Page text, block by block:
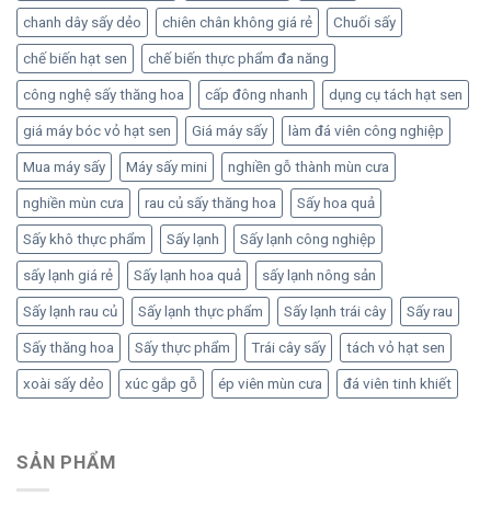
chanh dây sấy dẻo chiên chân không giá rẻ Chuối sấy
chế biến hạt sen chế biến thực phẩm đa năng
công nghệ sấy thăng hoa cấp đông nhanh dụng cụ tách hạt sen
giá máy bóc vỏ hạt sen Giá máy sấy làm đá viên công nghiệp
Mua máy sấy Máy sấy mini nghiền gỗ thành mùn cưa
nghiền mùn cưa rau củ sấy thăng hoa Sấy hoa quả
Sấy khô thực phẩm Sấy lạnh Sấy lạnh công nghiệp
sấy lạnh giá rẻ Sấy lạnh hoa quả sấy lạnh nông sản
Sấy lạnh rau củ Sấy lạnh thực phẩm Sấy lạnh trái cây Sấy rau
Sấy thăng hoa Sấy thực phẩm Trái cây sấy tách vỏ hạt sen
xoài sấy dẻo xúc gắp gỗ ép viên mùn cưa đá viên tinh khiết
SẢN PHẨM